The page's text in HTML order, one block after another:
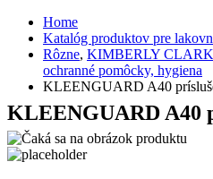
Home
Katalóg produktov pre
Rôzne, KIMBERLY CLARK
ochranné pomôcky, hygiena
KLEENGUARD A40
KLEENGUARD A40